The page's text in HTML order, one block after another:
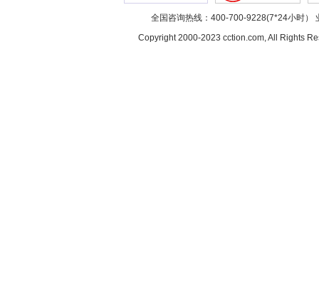
全国咨询热线：400-700-9228(7*24小时）
Copyright 2000-2023 cction.com, All Rights